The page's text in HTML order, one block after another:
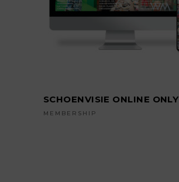
WINKELWAGEN
SCHOENVISIE ONLINE ONLY
MEMBERSHIP